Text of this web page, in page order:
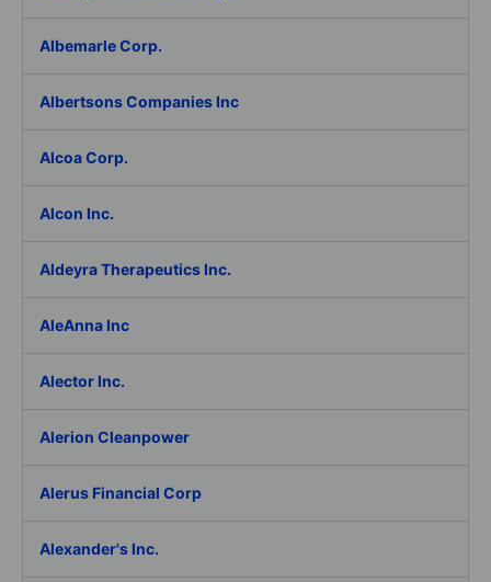
Albemarle Corp.
Albertsons Companies Inc
Alcoa Corp.
Alcon Inc.
Aldeyra Therapeutics Inc.
AleAnna Inc
Alector Inc.
Alerion Cleanpower
Alerus Financial Corp
Alexander's Inc.